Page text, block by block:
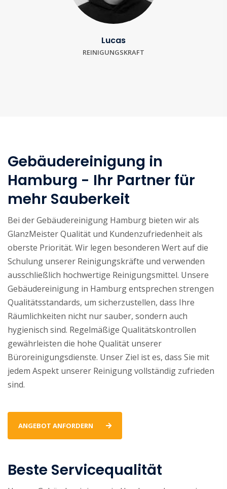
Lucas
REINIGUNGSKRAFT
Gebäudereinigung in
Hamburg - Ihr Partner für
mehr Sauberkeit
Bei der Gebäudereinigung Hamburg bieten wir als
GlanzMeister Qualität und Kundenzufriedenheit als
oberste Priorität. Wir legen besonderen Wert auf die
Schulung unserer Reinigungskräfte und verwenden
ausschließlich hochwertige Reinigungsmittel. Unsere
Gebäudereinigung in Hamburg entsprechen strengen
Qualitätsstandards, um sicherzustellen, dass Ihre
Räumlichkeiten nicht nur sauber, sondern auch
hygienisch sind. Regelmäßige Qualitätskontrollen
gewährleisten die hohe Qualität unserer
Büroreinigungsdienste. Unser Ziel ist es, dass Sie mit
jedem Aspekt unserer Reinigung vollständig zufrieden
sind.
ANGEBOT ANFORDERN
Beste Servicequalität